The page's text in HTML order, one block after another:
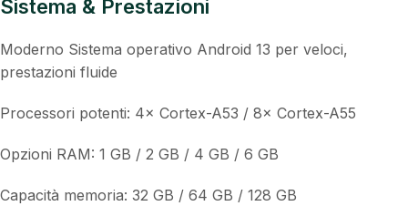
Sistema & Prestazioni
Moderno Sistema operativo Android 13 per veloci,
prestazioni fluide
Processori potenti: 4× Cortex-A53 / 8× Cortex-A55
Opzioni RAM: 1 GB / 2 GB / 4 GB / 6 GB
Capacità memoria: 32 GB / 64 GB / 128 GB